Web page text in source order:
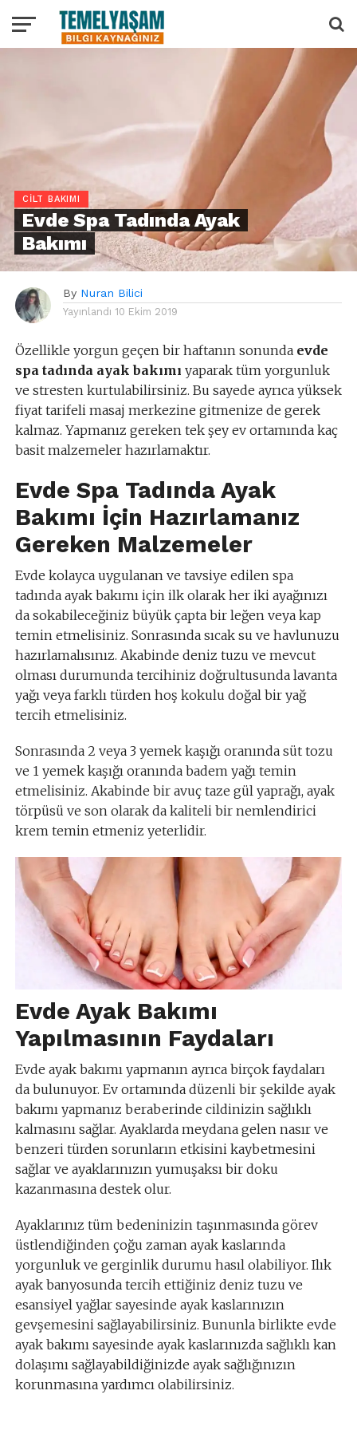
CILT BAKIMI
Evde Spa Tadında Ayak
Bakımı
By Nuran Bilici
Yayınlandı 10 Ekim 2019
Özellikle yorgun geçen bir haftanın sonunda evde
spa tadında ayak bakımı yaparak tüm yorgunluk
ve stresten kurtulabilirsiniz. Bu sayede ayrıca yüksek
fiyat tarifeli masaj merkezine gitmenize de gerek
kalmaz. Yapmanız gereken tek şey ev ortamında kaç
basit malzemeler hazırlamaktır.
Evde Spa Tadında Ayak
Bakımı İçin Hazırlamanız
Gereken Malzemeler
Evde kolayca uygulanan ve tavsiye edilen spa
tadında ayak bakımı için ilk olarak her iki ayağınızı
da sokabileceğiniz büyük çapta bir leğen veya kap
temin etmelisiniz. Sonrasında sıcak su ve havlunuzu
hazırlamalısınız. Akabinde deniz tuzu ve mevcut
olması durumunda tercihiniz doğrultusunda lavanta
yağı veya farklı türden hoş kokulu doğal bir yağ
tercih etmelisiniz.
Sonrasında 2 veya 3 yemek kaşığı oranında süt tozu
ve 1 yemek kaşığı oranında badem yağı temin
etmelisiniz. Akabinde bir avuç taze gül yaprağı, ayak
törpüsü ve son olarak da kaliteli bir nemlendirici
krem temin etmeniz yeterlidir.
Evde Ayak Bakımı
Yapılmasının Faydaları
Evde ayak bakımı yapmanın ayrıca birçok faydaları
da bulunuyor. Ev ortamında düzenli bir şekilde ayak
bakımı yapmanız beraberinde cildinizin sağlıklı
kalmasını sağlar. Ayaklarda meydana gelen nasır ve
benzeri türden sorunların etkisini kaybetmesini
sağlar ve ayaklarınızın yumuşaksı bir doku
kazanmasına destek olur.
Ayaklarınız tüm bedeninizin taşınmasında görev
üstlendiğinden çoğu zaman ayak kaslarında
yorgunluk ve gerginlik durumu hasıl olabiliyor. Ilık
ayak banyosunda tercih ettiğiniz deniz tuzu ve
esansiyel yağlar sayesinde ayak kaslarınızın
gevşemesini sağlayabilirsiniz. Bununla birlikte evde
ayak bakımı sayesinde ayak kaslarınızda sağlıklı kan
dolaşımı sağlayabildiğinizde ayak sağlığınızın
korunmasına yardımcı olabilirsiniz.